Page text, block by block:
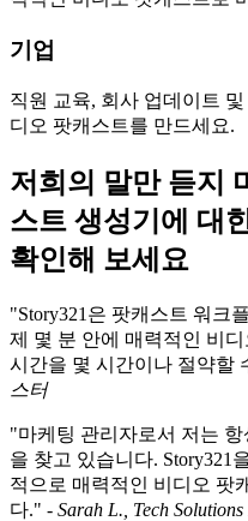
기업
직원 교육, 회사 업데이트
디오 팟캐스트를 만드세요.
저희의 말만 듣지
스트 생성기에 대
확인해 보세요
"Story321은 팟캐스트 워크
제 몇 분 안에 매력적인 비
시간을 몇 시간이나 절약할
스터
"마케팅 관리자로서 저는
을 찾고 있습니다. Story321
적으로 매력적인 비디오 팟
다." - Sarah L., Tech